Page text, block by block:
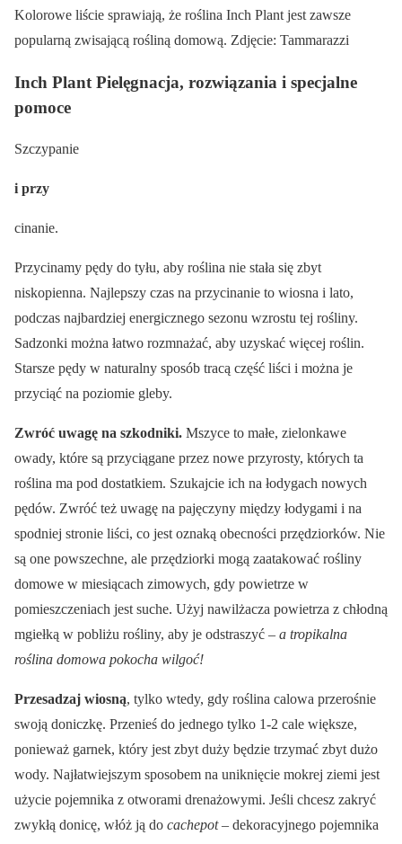
Kolorowe liście sprawiają, że roślina Inch Plant jest zawsze
popularną zwisającą rośliną domową. Zdjęcie: Tammarazzi
Inch Plant Pielęgnacja, rozwiązania i specjalne
pomoce
Szczypanie
i przy
cinanie.
Przycinamy pędy do tyłu, aby roślina nie stała się zbyt
niskopienna. Najlepszy czas na przycinanie to wiosna i lato,
podczas najbardziej energicznego sezonu wzrostu tej rośliny.
Sadzonki można łatwo rozmnażać, aby uzyskać więcej roślin.
Starsze pędy w naturalny sposób tracą część liści i można je
przyciąć na poziomie gleby.
Zwróć uwagę na szkodniki. Mszyce to małe, zielonkawe
owady, które są przyciągane przez nowe przyrosty, których ta
roślina ma pod dostatkiem. Szukajcie ich na łodygach nowych
pędów. Zwróć też uwagę na pajęczyny między łodygami i na
spodniej stronie liści, co jest oznaką obecności przędziorków. Nie
są one powszechne, ale przędziorki mogą zaatakować rośliny
domowe w miesiącach zimowych, gdy powietrze w
pomieszczeniach jest suche. Użyj nawilżacza powietrza z chłodną
mgiełką w pobliżu rośliny, aby je odstraszyć – a tropikalna
roślina domowa pokocha wilgoć!
Przesadzaj wiosną, tylko wtedy, gdy roślina calowa przerośnie
swoją doniczkę. Przenieś do jednego tylko 1-2 cale większe,
ponieważ garnek, który jest zbyt duży będzie trzymać zbyt dużo
wody. Najłatwiejszym sposobem na uniknięcie mokrej ziemi jest
użycie pojemnika z otworami drenażowymi. Jeśli chcesz zakryć
zwykłą donicę, włóż ją do cachepot– dekoracyjnego pojemnika